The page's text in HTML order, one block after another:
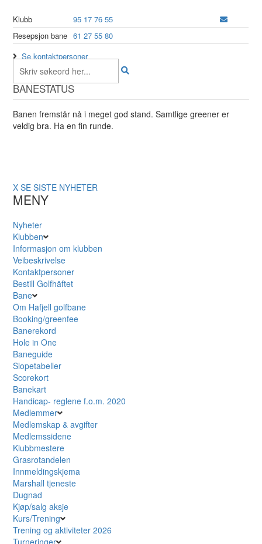
Klubb
95 17 76 55
Resepsjon bane 61 27 55 80
Se kontaktpersoner
BANESTATUS
Banen fremstår nå i meget god stand. Samtlige greener er
veldig bra. Ha en fin runde.
X SE SISTE NYHETER
MENY
Nyheter
Klubben
Informasjon om klubben
Veibeskrivelse
Kontaktpersoner
Bestill Golfhäftet
Bane
Om Hafjell golfbane
Booking/greenfee
Banerekord
Hole in One
Baneguide
Slopetabeller
Scorekort
Banekart
Handicap- reglene f.o.m. 2020
Medlemmer
Medlemskap & avgifter
Medlemssidene
Klubbmestere
Grasrotandelen
Innmeldingskjema
Marshall tjeneste
Dugnad
Kjøp/salg aksje
Kurs/Trening
Trening og aktiviteter 2026
Turneringer